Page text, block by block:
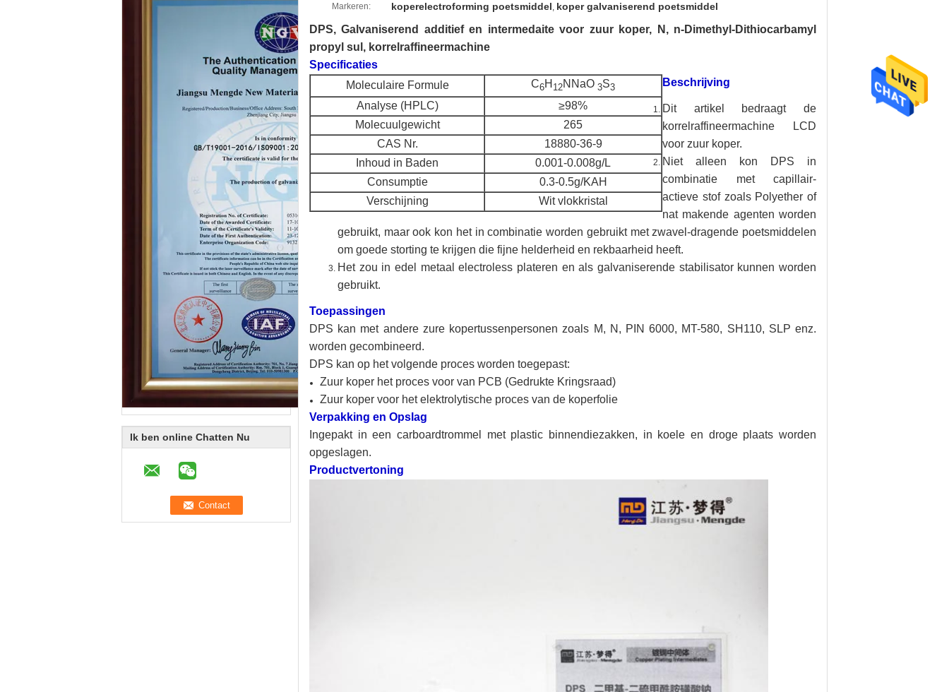
Ik ben online Chatten Nu
Markeren: koperelectroforming poetsmiddel, koper galvaniserend poetsmiddel
DPS, Galvaniserend additief en intermedaite voor zuur koper, N, n-Dimethyl-Dithiocarbamyl
propyl sul, korrelraffineermachine
Specificaties
Moleculaire Formule
C6H 12NNaO 3S3
Analyse (HPLC)
≥98%
Molecuulgewicht
265
CAS Nr.
18880-36-9
Inhoud in Baden
0.001-0.008g/L
Consumptie
0.3-0.5g/KAH
Verschijning
Wit vlokkristal
Beschrijving
Dit artikel bedraagt de
korrelraffineermachine LCD
voor zuur koper.
Niet alleen kon DPS in
combinatie met capillair-
actieve stof zoals Polyether of
nat makende agenten worden
gebruikt, maar ook kon het incombinatie worden gebruikt met zwavel-dragende poetsmiddelen
om goede storting te krijgen die fijne helderheid en rekbaarheid heeft.
Het zou in edel metaal electroless plateren en als galvaniserende stabilisator kunnen worden
gebruikt.
Toepassingen
DPS kan met andere zure kopertussenpersonen zoals M, N, PIN 6000, MT-580, SH110, SLP enz.
worden gecombineerd.
DPS kan op het volgende proces worden toegepast:
Zuur koper het proces voor van PCB (Gedrukte Kringsraad)
Zuur koper voor het elektrolytische proces van de koperfolie
Verpakking en Opslag
Ingepakt in een carboardtrommel met plastic binnendiezakken, in koele en droge plaats worden
opgeslagen.
Productvertoning